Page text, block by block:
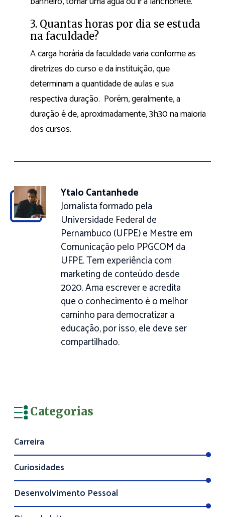
3. Quantas horas por dia se estuda
na faculdade?
A carga horária da faculdade varia conforme as
diretrizes do curso e da instituição, que
determinam a quantidade de aulas e sua
respectiva duração. Porém, geralmente, a
duração é de, aproximadamente, 3h30 na maioria
dos cursos.
Ytalo Cantanhede
Jornalista formado pela
Universidade Federal de
Pernambuco (UFPE) e Mestre em
Comunicação pelo PPGCOM da
UFPE. Tem experiência com
marketing de conteúdo desde
2020. Ama escrever e acredita
que o conhecimento é o melhor
caminho para democratizar a
educação, por isso, ele deve ser
compartilhado.
Categorias
Carreira
Curiosidades
Desenvolvimento Pessoal